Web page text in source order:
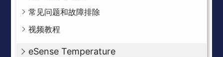
常见问题和故障排除
视频教程
eSense Temperature